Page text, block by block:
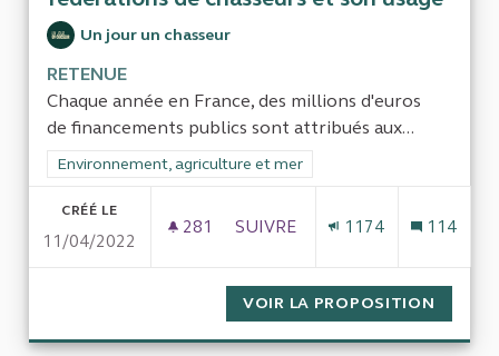
Un jour un chasseur
RETENUE
Chaque année en France, des millions d'euros
de financements publics sont attribués aux...
Filtrer les résultats de la catégorie : Environnement,
Environnement, agriculture et mer
CRÉÉ LE
11/04/2022
281 281 ABONNÉS
SUIVRE
1174 114
VOIR LA PROPOSITION